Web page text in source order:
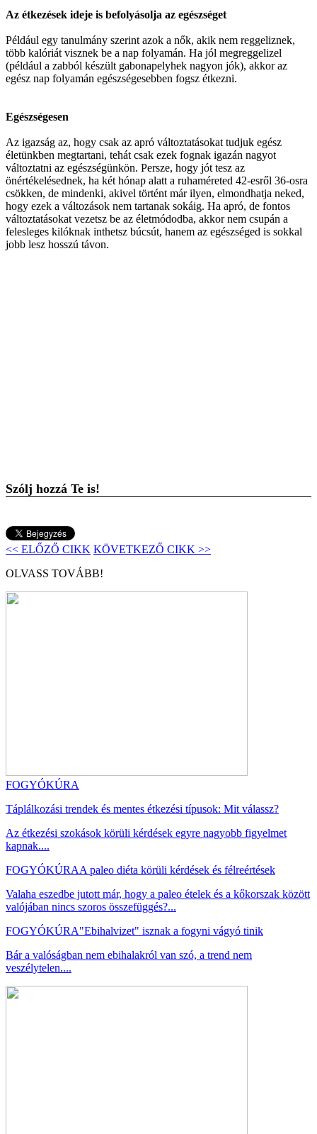
Az étkezések ideje is befolyásolja az egészséget
Például egy tanulmány szerint azok a nők, akik nem reggeliznek,
több kalóriát visznek be a nap folyamán. Ha jól megreggelizel
(például a zabból készült gabonapelyhek nagyon jók), akkor az
egész nap folyamán egészségesebben fogsz étkezni.
Egészségesen
Az igazság az, hogy csak az apró változtatásokat tudjuk egész
életünkben megtartani, tehát csak ezek fognak igazán nagyot
változtatni az egészségünkön. Persze, hogy jót tesz az
önértékelésednek, ha két hónap alatt a ruhaméreted 42-esről 36-osra
csökken, de mindenki, akivel történt már ilyen, elmondhatja neked,
hogy ezek a változások nem tartanak sokáig. Ha apró, de fontos
változtatásokat vezetsz be az életmódodba, akkor nem csupán a
felesleges kilóknak inthetsz búcsút, hanem az egészséged is sokkal
jobb lesz hosszú távon.
Szólj hozzá Te is!
<< ELŐZŐ CIKK KÖVETKEZŐ CIKK >>
OLVASS TOVÁBB!
FOGYÓKÚRA
Táplálkozási trendek és mentes étkezési típusok: Mit válassz?
Az étkezési szokások körüli kérdések egyre nagyobb figyelmet
kapnak....
FOGYÓKÚRAA paleo diéta körüli kérdések és félreértések
Valaha eszedbe jutott már, hogy a paleo ételek és a kőkorszak között
valójában nincs szoros összefüggés?...
FOGYÓKÚRA"Ebihalvizet" isznak a fogyni vágyó tinik
Bár a valóságban nem ebihalakról van szó, a trend nem
veszélytelen....